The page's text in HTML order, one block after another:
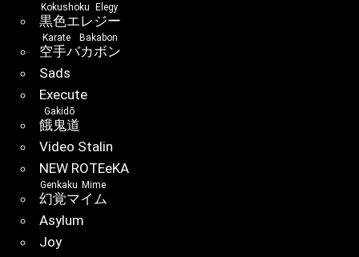
黒色エレジー
Kokushoku Elegy
空手バカボン
Karate Bakabon
Sads
Execute
餓鬼道
Gakidō
Video Stalin
NEW ROTEeKA
幻覚マイム
Genkaku Mime
Asylum
Joy